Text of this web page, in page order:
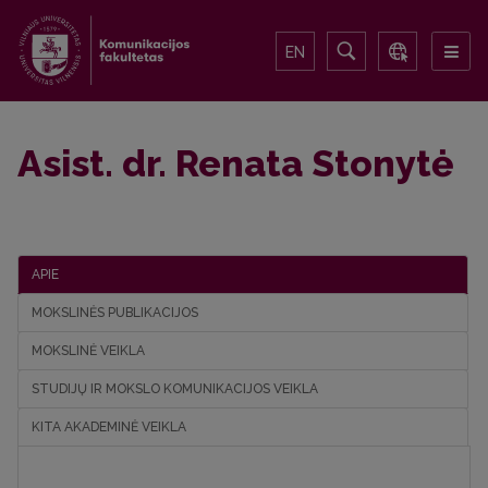
EN
Asist. dr. Renata Stonytė
APIE
MOKSLINĖS PUBLIKACIJOS
MOKSLINĖ VEIKLA
STUDIJŲ IR MOKSLO KOMUNIKACIJOS VEIKLA
KITA AKADEMINĖ VEIKLA